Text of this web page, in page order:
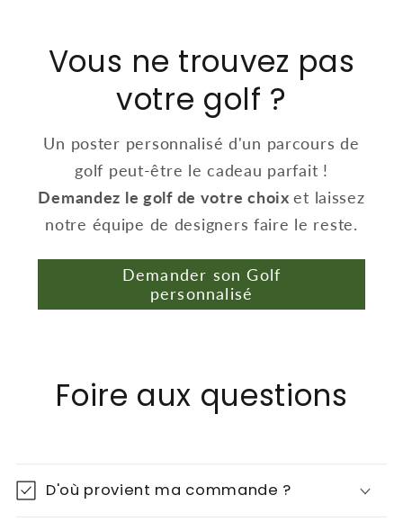
Vous ne trouvez pas
votre golf ?
Un poster personnalisé d'un parcours de
golf peut-être le cadeau parfait !
Demandez le golf de votre choixet laissez
notre équipe de designers faire le reste.
Demander son Golf
personnalisé
Foire aux questions
D'où provient ma commande ?